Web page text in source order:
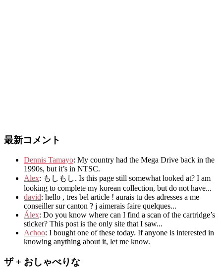
最新コメント
Dennis Tamayo: My country had the Mega Drive back in the
1990s, but it’s in NTSC.
Alex: もしもし. Is this page still somewhat looked at? I am
looking to complete my korean collection, but do not have...
david: hello , tres bel article ! aurais tu des adresses a me
conseiller sur canton ? j aimerais faire quelques...
Álex: Do you know where can I find a scan of the cartridge’s
sticker? This post is the only site that I saw...
Achoo: I bought one of these today. If anyone is interested in
knowing anything about it, let me know.
ザ + おしゃべりな